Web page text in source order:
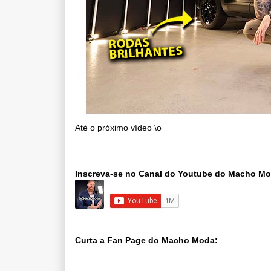
Até o próximo vídeo \o
Inscreva-se no Canal do Youtube do Macho
Curta a Fan Page do Macho Moda: